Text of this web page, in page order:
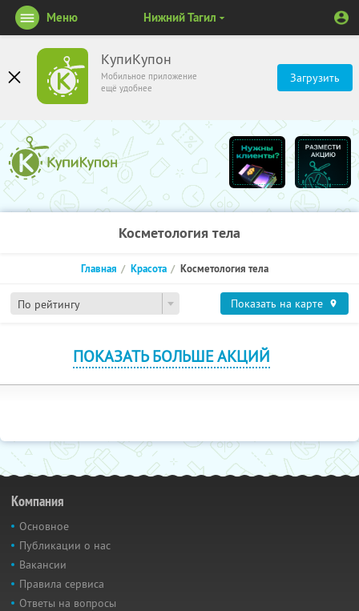
КупиКупон
Мобильное приложение
ещё удобнее
Загрузить
Меню Нижний Тагил
Косметология тела
По рейтингу
Главная Красота Косметология тела
Показать на карте
ПОКАЗАТЬ БОЛЬШЕ АКЦИЙ
Компания
Основное
Публикации о нас
Вакансии
Правила сервиса
Ответы на вопросы